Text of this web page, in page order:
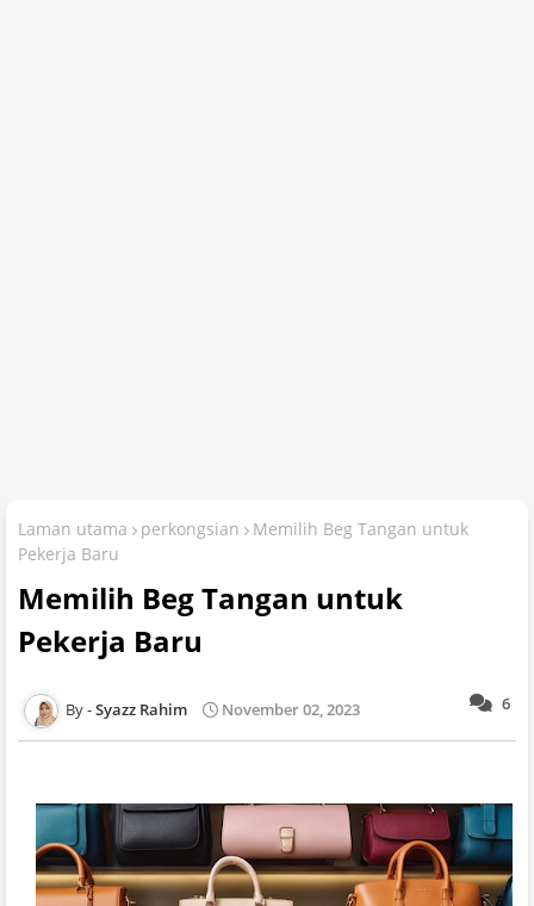
Laman utama perkongsian
Memilih Beg Tangan untuk
Pekerja Baru
Memilih Beg Tangan untuk
Pekerja Baru
6
Syazz Rahim November 02, 2023